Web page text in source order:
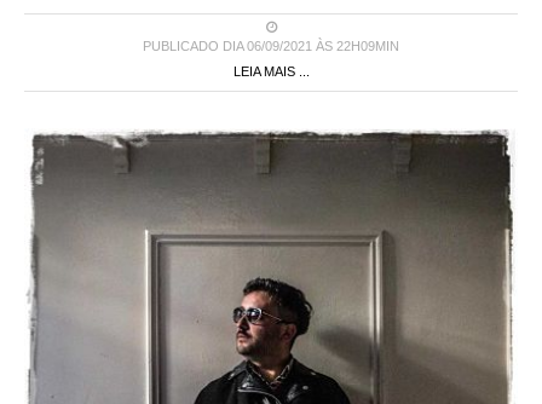
PUBLICADO DIA 06/09/2021 ÀS 22H09MIN
LEIA MAIS ...